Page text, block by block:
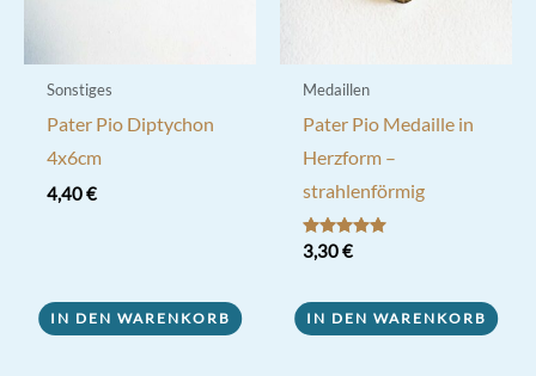
Sonstiges
Pater Pio Diptychon
4x6cm
4,40€
IN DEN WARENKORB
Medaillen
Pater Pio Medaille in
Herzform –
strahlenförmig
Bewertet mit
5.00
3,30€
IN DEN WARENKORB